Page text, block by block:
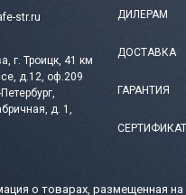
str.ru
г. Троицк, 41 км
д.12, оф.209
д. 1,
ДИЛЕРАМ
ДОСТАВКА
ГАРАНТИЯ
о товарах, размещенная на